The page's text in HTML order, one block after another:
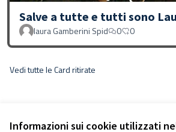
Informazioni sui cookie utilizzati
Salve a tutte e tutti sono
laura Gamberini Spid 0 0
Vedi tutte le Card ritirate